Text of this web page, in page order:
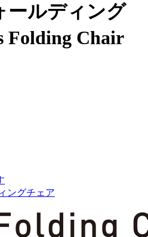
ールディング
Folding Chair
ングチェア